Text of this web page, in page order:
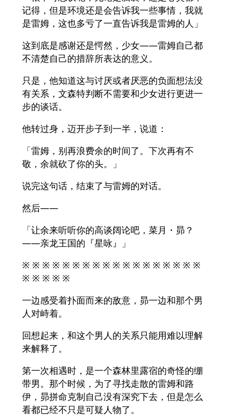
记得，但是环境还是会告诉我一些事情，我就
是雷姆，这也多亏了一直告诉我是雷姆的人」
这到底是感谢还是愕然，少女——雷姆自己都
不清楚自己的措辞所表达的意义。
只是，他知道这与讨厌或者厌恶的负面想法没
有关系，文森特判断不需要和少女进行更进一
步的谈话。
他转过身，迈开步子到一半，说道：
「雷姆，别再浪费余的时间了。下次再有不
敬，余就砍了你的头。」
说完这句话，结束了与雷姆的对话。
然后——
「让余来听听你的高谈阔论吧，菜月・昴？
——亲龙王国的『星咏』」
※ ※ ※ ※ ※ ※ ※ ※ ※ ※ ※ ※ ※ ※ ※ ※ ※ ※
※ ※ ※ ※ ※
一边感受着扑面而来的敌意，昴一边和那个男
人对峙着。
回想起来，和这个男人的关系只能用难以理解
来解释了。
第一次相遇时，是一个森林里露宿的奇怪的绷
带男。那个时候，为了寻找走散的雷姆和路
伊，昴拼命克制自己没有深究下去，但是怎么
看都已经不只是可疑人物了。